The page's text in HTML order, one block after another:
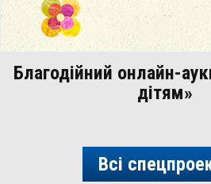
Благодійний онлайн-
дітям»
Всі